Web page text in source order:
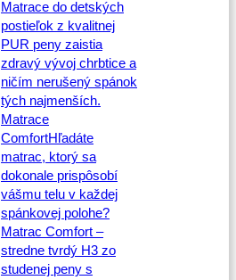
Matrace do detských
postieľok z kvalitnej
PUR peny zaistia
zdravý vývoj chrbtice a
ničím nerušený spánok
tých najmenších.
Matrace
ComfortHľadáte
matrac, ktorý sa
dokonale prispôsobí
vášmu telu v každej
spánkovej polohe?
Matrac Comfort –
stredne tvrdý H3 zo
studenej peny s